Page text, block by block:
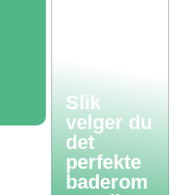
Slik
velger du
det
perfekte
baderom